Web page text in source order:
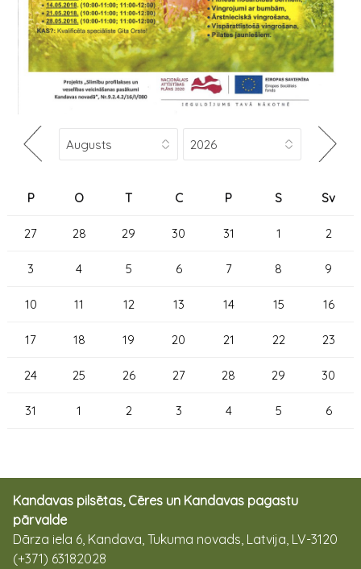
P O T C P S Sv
27 28 29 30 31 1 2
3 4 5 6 7 8 9
10 11 12 13 14 15 16
17 18 19 20 21 22 23
24 25 26 27 28 29 30
31 1 2 3 4 5 6
Kandavas pilsētas, Cēres un Kandavas pagastu
pārvalde
Dārza iela 6, Kandava, Tukuma novads, Latvija, LV-3120
(+371) 63182028